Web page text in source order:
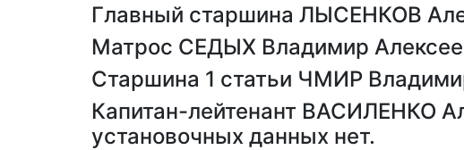
Главный старшина ЛЫСЕНКОВ
Матрос СЕДЫХ Владимир
Старшина 1 статьи ЧМИР
Капитан-лейтенант ВАСИЛЕНКО
установочных данных нет.